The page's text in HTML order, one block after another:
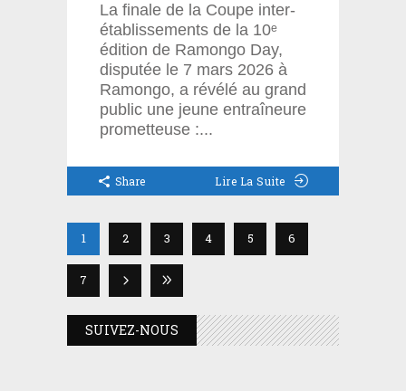
La finale de la Coupe inter-
établissements de la 10ᵉ
édition de Ramongo Day,
disputée le 7 mars 2026 à
Ramongo, a révélé au grand
public une jeune entraîneure
prometteuse :
Share Lire La Suite
1 2 3 4 5 6
7
SUIVEZ-NOUS